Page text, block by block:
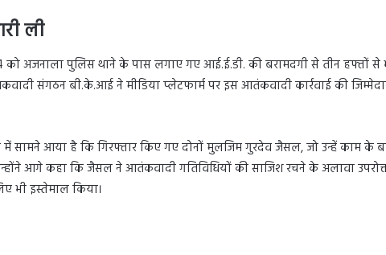
ली
अजनाला पुलिस थाने के पास लगाए गए आई.ई.डी. की बरामदगी से तीन हफ्तों से
संगठन बी.के.आई ने मीडिया प्लेटफार्म पर इस आतंकवादी कार्रवाई की
में सामने आया है कि गिरफ्तार किए गए दोनों मुलजिम गुरदेव जैसल, जो उन्हें काम के
आगे कहा कि जैसल ने आतंकवादी गतिविधियों की साजिश रचने के अलावा
भी इस्तेमाल किया।